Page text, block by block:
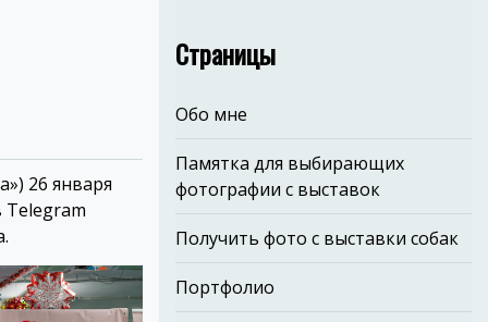
26 января
Telegram
Страницы
Обо мне
Памятка для выбирающих
фотографии с выставок
Получить фото с выставки собак
Портфолио